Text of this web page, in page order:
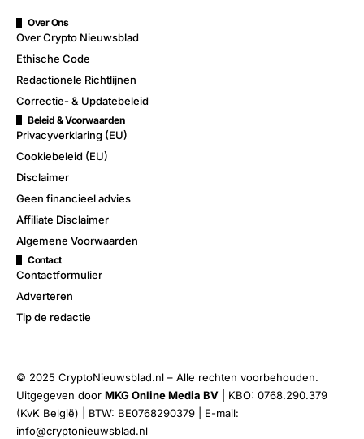
Over Ons
Over Crypto Nieuwsblad
Ethische Code
Redactionele Richtlijnen
Correctie- & Updatebeleid
Beleid & Voorwaarden
Privacyverklaring (EU)
Cookiebeleid (EU)
Disclaimer
Geen financieel advies
Affiliate Disclaimer
Algemene Voorwaarden
Contact
Contactformulier
Adverteren
Tip de redactie
© 2025 CryptoNieuwsblad.nl – Alle rechten voorbehouden.
Uitgegeven door MKG Online Media BV | KBO: 0768.290.379
(KvK België) | BTW: BE0768290379 | E-mail:
info@cryptonieuwsblad.nl